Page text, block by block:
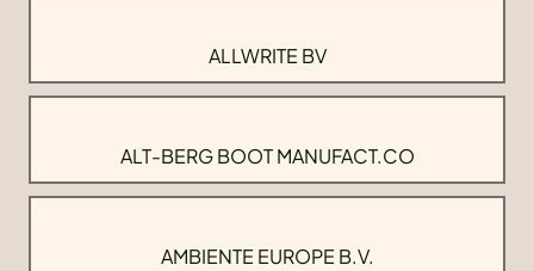
ALLWRITE BV
ALT-BERG BOOT MANUFACT.CO
AMBIENTE EUROPE B.V.